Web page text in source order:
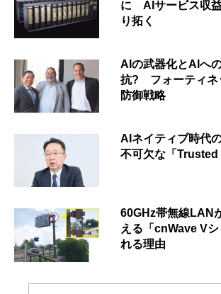
に AIサービス収
り拓く
AIの武器化とAIへ
抗? フォーティネ
防御戦略
AIネイティブ時代
不可欠な「Trusted
60GHz帯無線LAN
える「cnWave V
れる理由